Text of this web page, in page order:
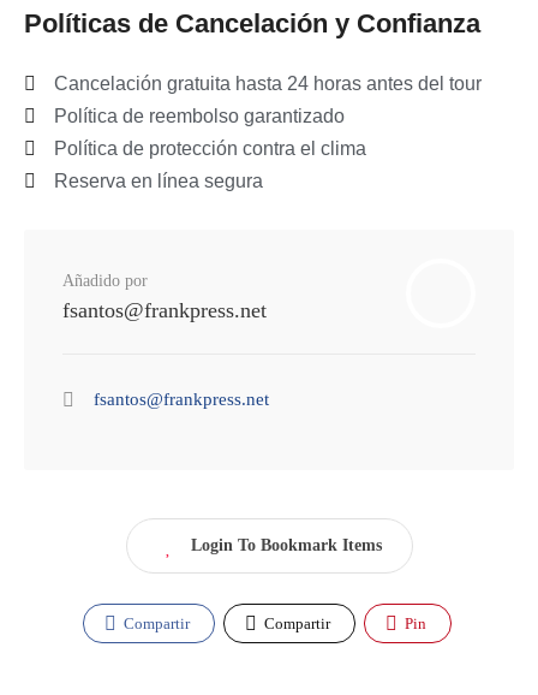
Políticas de Cancelación y Confianza
Cancelación gratuita hasta 24 horas antes del tour
Política de reembolso garantizado
Política de protección contra el clima
Reserva en línea segura
Añadido por
fsantos@frankpress.net
fsantos@frankpress.net
Login To Bookmark Items
Compartir Compartir Pin